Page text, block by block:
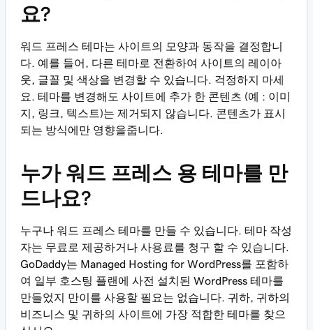
요?
워드 프레스 테마는 사이트의 모양과 동작을 결정합니
다. 예를 들어, 다른 테마로 전환하여 사이트의 레이아
웃, 글꼴 및 색상을 변경할 수 있습니다. 걱정하지 마세
요. 테마를 변경해도 사이트에 추가 한 콘텐츠 (예 : 이미
지, 링크, 텍스트)는 제거되지 않습니다. 콘텐츠가 표시
되는 방식에만 영향을줍니다.
누가 워드 프레스 용 테마를 만
드나요?
누구나 워드 프레스 테마를 만들 수 있습니다. 테마 작성
자는 무료로 제공하거나 사용료를 청구 할 수 있습니다.
GoDaddy는 Managed Hosting for WordPress를 포함하
여 일부 호스팅 플랜에 사전 설치된 WordPress 테마를
만들었지 만이를 사용할 필요는 없습니다. 귀하, 귀하의
비즈니스 및 귀하의 사이트에 가장 적합한 테마를 찾으